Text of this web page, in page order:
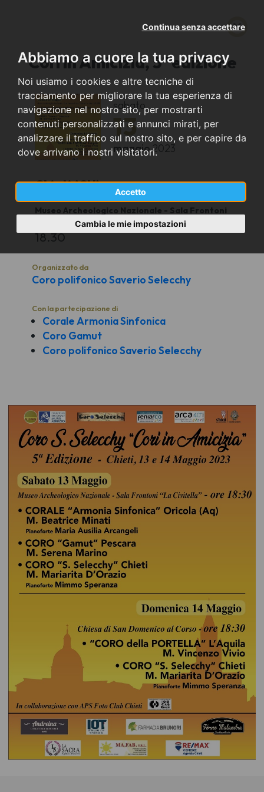
Abbiamo a cuore la tua privacy
Noi usiamo i cookies e altre tecniche di
tracciamento per migliorare la tua esperienza di
navigazione nel nostro sito, per mostrarti
contenuti personalizzati e annunci mirati, per
analizzare il traffico sul nostro sito, e per capire da
dove arrivano i nostri visitatori.
Accetto
Continua senza accettare
Cambia le mie impostazioni
Cori in Amicizia, 5ª edizione
sabato
13
maggio2023
Chieti (CH)
Museo Archeologico Nazionale - Sala Frontoni
"La Civitella"
18.30
Organizzato da
Coro polifonico Saverio Selecchy
Con la partecipazione di
Corale Armonia Sinfonica
Coro Gamut
Coro polifonico Saverio Selecchy